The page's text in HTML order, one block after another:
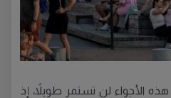
الأجواء لن تستمر طويلاً، إذ